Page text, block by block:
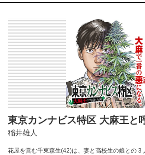
東京カンナビス特区 大麻王と
稲井雄人
花屋を営む千東森生(42)は、妻と高校生の娘との 3